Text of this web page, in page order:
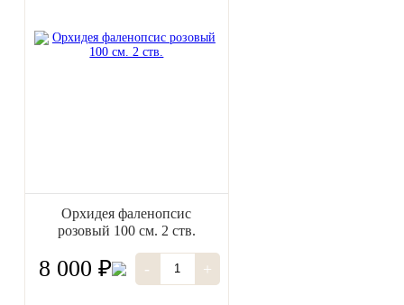
Орхидея фаленопсис
розовый 100 см. 2 ств.
8 000 ₽ - +